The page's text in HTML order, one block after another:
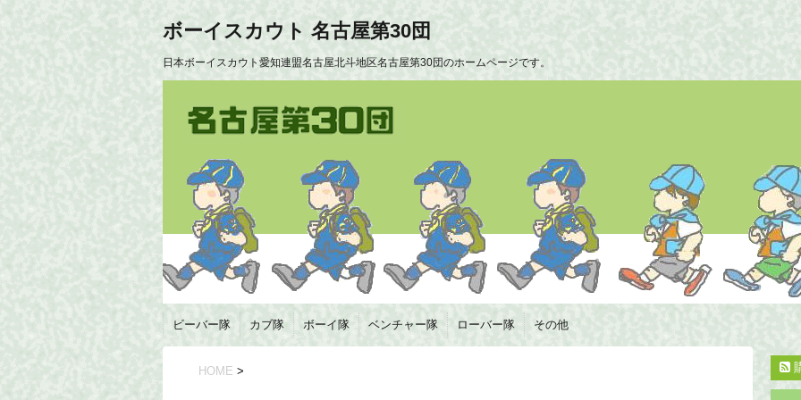
ボーイスカウト 名古屋第30団
日本ボーイスカウト愛知連盟名古屋北斗地区名古屋第30団のホームページです。
ビーバー隊 カブ隊 ボーイ隊 ベンチャー隊 ローバー隊 その他
HOME >